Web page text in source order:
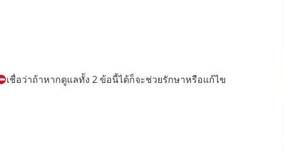
เชื่อว่าถ้าหากดูแลทั้ง 2 ข้อนี้ได้ก็จะช่วยรักษาหรือแก้ไข